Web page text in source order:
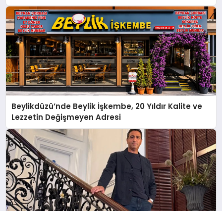
Beylikdüzü’nde Beylik İşkembe, 20 Yıldır Kalite ve
Lezzetin Değişmeyen Adresi